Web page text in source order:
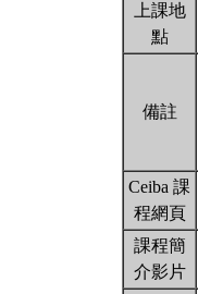
上課地
點
備註
Ceiba 課
程網頁
課程簡
介影片